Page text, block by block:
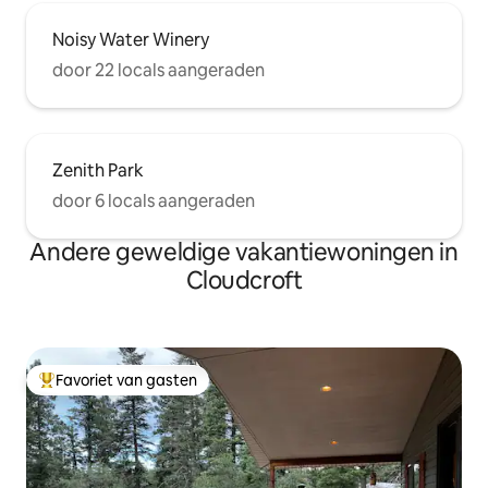
Noisy Water Winery
door 22 locals aangeraden
Zenith Park
door 6 locals aangeraden
Andere geweldige vakantiewoningen in
Cloudcroft
Topfavoriet van gasten
Favoriet van gasten